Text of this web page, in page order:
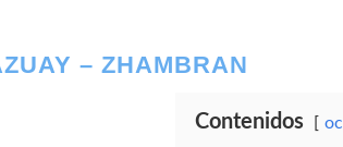
– ZHAMBRAN
Contenidos